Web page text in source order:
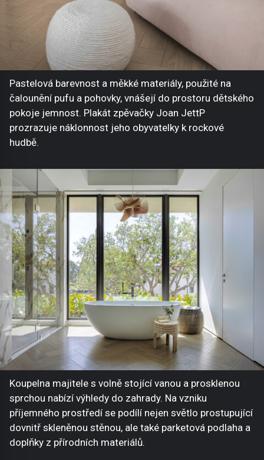
Pastelová barevnost a měkké materiály, použité na
čalounění pufu a pohovky, vnášejí do prostoru dětského
pokoje jemnost. Plakát zpěvačky Joan JettP
prozrazuje náklonnost jeho obyvatelky k rockové
hudbě.
Koupelna majitele s volně stojící vanou a prosklenou
sprchou nabízí výhledy do zahrady. Na vzniku
příjemného prostředí se podílí nejen světlo prostupující
dovnitř skleněnou stěnou, ale také parketová podlaha a
doplňky z přírodních materiálů.